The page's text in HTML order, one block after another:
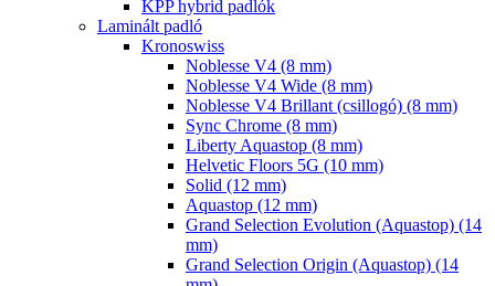
KPP hybrid padlók
Laminált padló
Kronoswiss
Noblesse V4 (8 mm)
Noblesse V4 Wide (8 mm)
Noblesse V4 Brillant (csillogó) (8 mm)
Sync Chrome (8 mm)
Liberty Aquastop (8 mm)
Helvetic Floors 5G (10 mm)
Solid (12 mm)
Aquastop (12 mm)
Grand Selection Evolution (Aquastop) (14
mm)
Grand Selection Origin (Aquastop) (14